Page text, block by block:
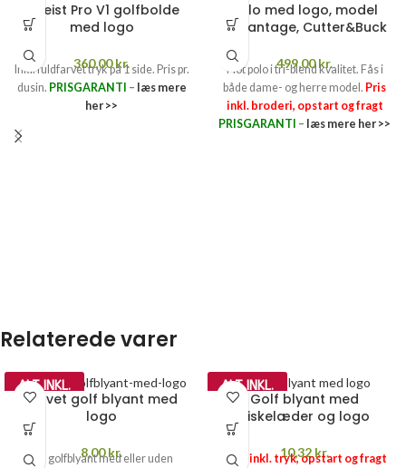
Titleist Pro V1 golfbolde
med logo
360,00kr.
Inkl. fuldfarvet tryk på 1 side. Pris pr.
dusin. PRISGARANTI – læs mere
her >>
Polo med logo, model
Advantage, Cutter&Buck
499,00kr.
Flot polo i tri-blend kvalitet. Fås i
både dame- og herre model. Pris
inkl. broderi, opstart og fragt
PRISGARANTI – læs mere her >>
Relaterede varer
ALT INKL.
Farvet golf blyant med
logo
8,00kr.
Fin golfblyant med eller uden
ALT INKL.
Golf blyant med
viskelæder og logo
10,32 kr.
Pris inkl. tryk, opstart og fragt